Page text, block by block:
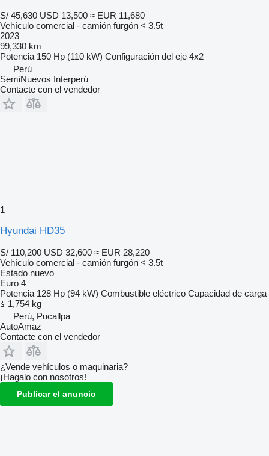
S/ 45,630 USD 13,500 ≈ EUR 11,680
Vehículo comercial - camión furgón < 3.5t
2023
99,330 km
Potencia 150 Hp (110 kW) Configuración del eje 4x2
Perú
SemiNuevos Interperú
Contacte con el vendedor
1
Hyundai HD35
S/ 110,200 USD 32,600 ≈ EUR 28,220
Vehículo comercial - camión furgón < 3.5t
Estado nuevo
Euro 4
Potencia 128 Hp (94 kW) Combustible eléctrico Capacidad de carga
1,754 kg
Perú, Pucallpa
AutoAmaz
Contacte con el vendedor
¿Vende vehículos o maquinaria?
¡Hagalo con nosotros!
Publicar el anuncio